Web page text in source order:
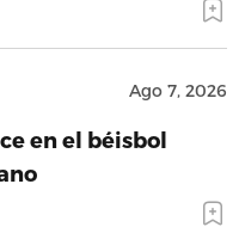
Ago 7, 2026
en el béisbol